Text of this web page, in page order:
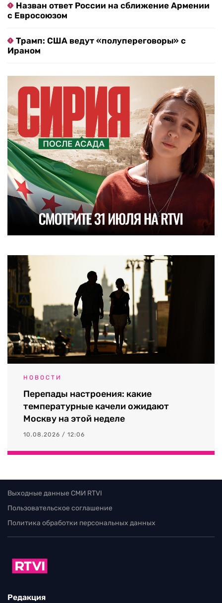
Назван ответ России на сближение Армении
с Евросоюзом
Трамп: США ведут «полупереговоры» с
Ираном
НОВОСТИ
Перепады настроения: какие
температурные качели ожидают
Москву на этой неделе
10.08.2026 / 12:06
Выходные данные СМИ RTVI
Пользовательское соглашение
Политика обработки персональных данных
Редакция